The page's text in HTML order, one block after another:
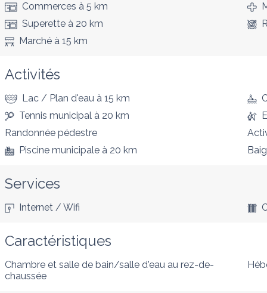
Commerces à 5 km
Superette à 20 km
Marché à 15 km
Activités
Lac / Plan d'eau à 15 km
Tennis municipal à 20 km
Randonnée pédestre
Piscine municipale à 20 km
Services
Internet / Wifi
Caractéristiques
Chambre et salle de bain/salle d'eau au rez-de-
chaussée